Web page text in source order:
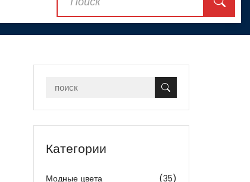
Категории
Модные цвета (35)